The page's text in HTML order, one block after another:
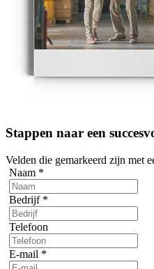
Stappen naar een
Velden die gemarkeerd zijn met
Naam *
Bedrijf *
Telefoon
E-mail *